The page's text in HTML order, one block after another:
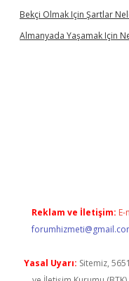
Bekçi Olmak Için Şartlar
Almanyada Yaşamak Için
Reklam ve İletişim: E-
Yasal Uyarı: Sitemiz,